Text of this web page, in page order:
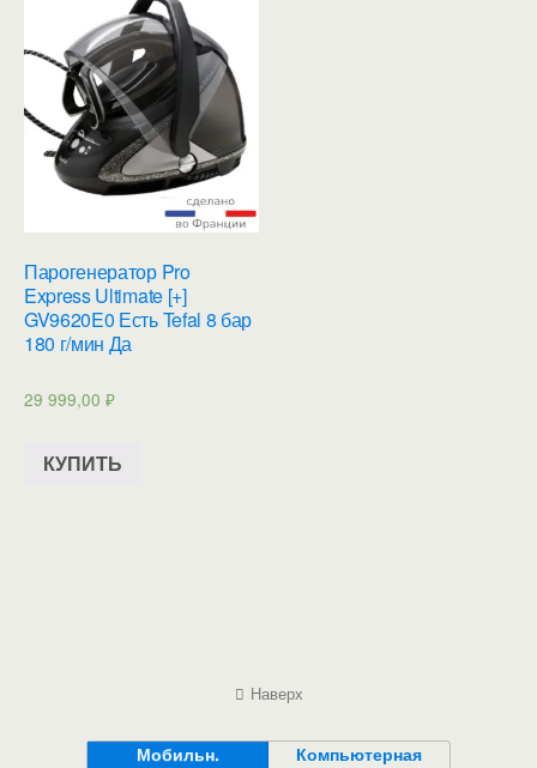
Парогенератор Pro
Express Ultimate [+]
GV9620E0 Есть Tefal 8 бар
180 г/мин Да
29 999,00 ₽
КУПИТЬ
Наверх
Мобильн. Компьютерная